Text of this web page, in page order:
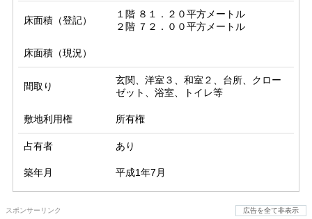
床面積（登記）
１階 ８１．２０平方メートル
２階 ７２．００平方メートル
床面積（現況）
間取り
玄関、洋室３、和室２、台所、クロー
ゼット、浴室、トイレ等
敷地利用権 所有権
占有者 あり
築年月 平成1年7月
スポンサーリンク 広告を全て非表示